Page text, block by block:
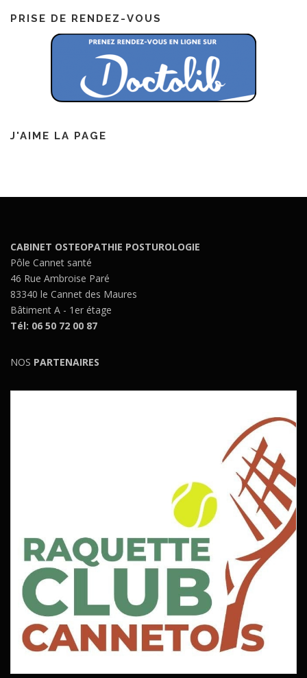
PRISE DE RENDEZ-VOUS
J'AIME LA PAGE
CABINET OSTEOPATHIE POSTUROLOGIE
Pôle Cannet santé
46 Rue Ambroise Paré
83340 le Cannet des Maures
Bâtiment A - 1er étage
Tél: 06 50 72 00 87
NOS PARTENAIRES